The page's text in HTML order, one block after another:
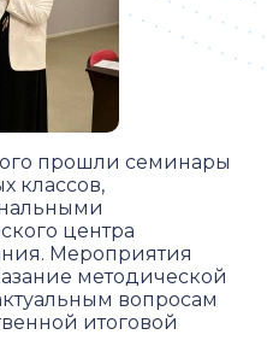
прошли семинары
классов,
центра
Мероприятия
методической
вопросам
итоговой